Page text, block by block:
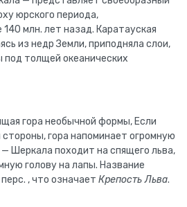
юрского периода,
млн. лет назад. Каратауская
из недр Земли, приподняла слои,
под толщей океанических
гора необычной формы, Если
гора напоминает огромную
Шеркала походит на спящего льва,
голову на лапы. Название
, что означает Крепость Льва.